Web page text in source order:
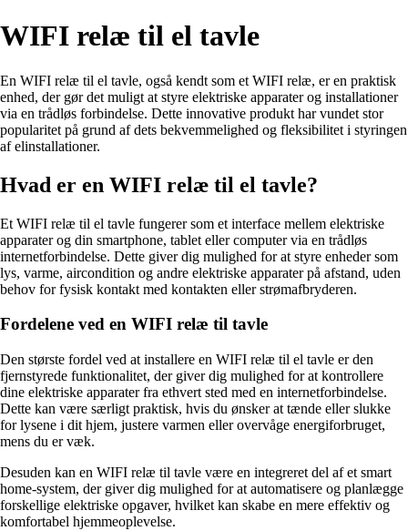
WIFI relæ til el tavle
En WIFI relæ til el tavle, også kendt som et WIFI relæ, er en praktisk
enhed, der gør det muligt at styre elektriske apparater og installationer
via en trådløs forbindelse. Dette innovative produkt har vundet stor
popularitet på grund af dets bekvemmelighed og fleksibilitet i styringen
af elinstallationer.
Hvad er en WIFI relæ til el tavle?
Et WIFI relæ til el tavle fungerer som et interface mellem elektriske
apparater og din smartphone, tablet eller computer via en trådløs
internetforbindelse. Dette giver dig mulighed for at styre enheder som
lys, varme, aircondition og andre elektriske apparater på afstand, uden
behov for fysisk kontakt med kontakten eller strømafbryderen.
Fordelene ved en WIFI relæ til tavle
Den største fordel ved at installere en WIFI relæ til el tavle er den
fjernstyrede funktionalitet, der giver dig mulighed for at kontrollere
dine elektriske apparater fra ethvert sted med en internetforbindelse.
Dette kan være særligt praktisk, hvis du ønsker at tænde eller slukke
for lysene i dit hjem, justere varmen eller overvåge energiforbruget,
mens du er væk.
Desuden kan en WIFI relæ til tavle være en integreret del af et smart
home-system, der giver dig mulighed for at automatisere og planlægge
forskellige elektriske opgaver, hvilket kan skabe en mere effektiv og
komfortabel hjemmeoplevelse.